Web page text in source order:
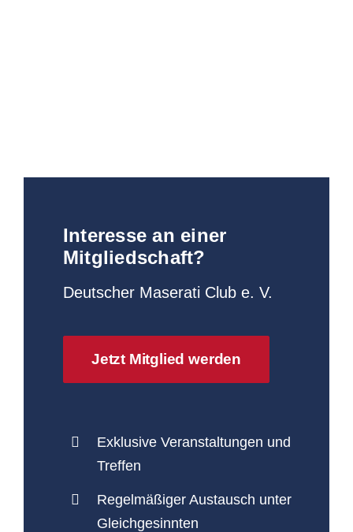
Interesse an einer
Mitgliedschaft?
Deutscher Maserati Club e. V.
Jetzt Mitglied werden
Exklusive Veranstaltungen und
Treffen
Regelmäßiger Austausch unter
Gleichgesinnten